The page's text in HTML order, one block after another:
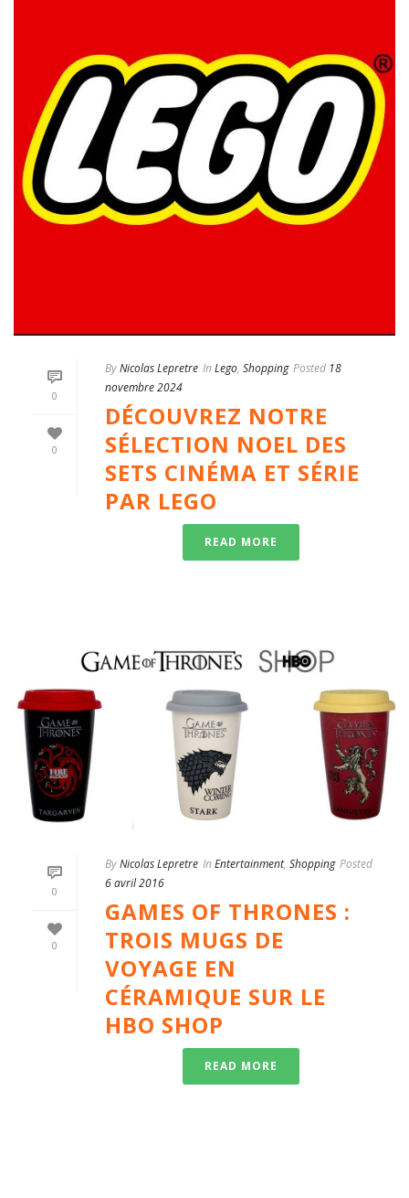
0
0
ByNicolas Lepretre In Lego, Shopping Posted 18
novembre 2024
DÉCOUVREZ NOTRE
SÉLECTION NOEL DES
SETS CINÉMA ET SÉRIE
PAR LEGO
READ MORE
0
0
ByNicolas Lepretre In Entertainment, Shopping Posted
6 avril 2016
GAMES OF THRONES :
TROIS MUGS DE
VOYAGE EN
CÉRAMIQUE SUR LE
HBO SHOP
READ MORE